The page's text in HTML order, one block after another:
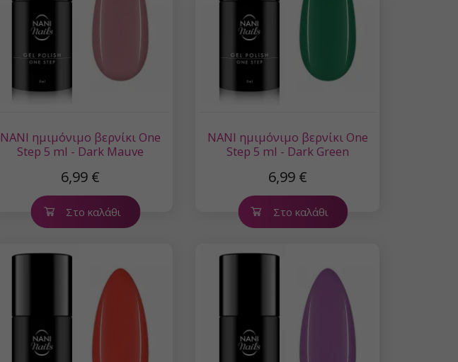
NANI ημιμόνιμο βερνίκι One
Step 5 ml - Dark Mauve
6,99 €
Στο καλάθι
NANI ημιμόνιμο βερνίκι One
Step 5 ml - Dark Green
6,99 €
Στο καλάθι